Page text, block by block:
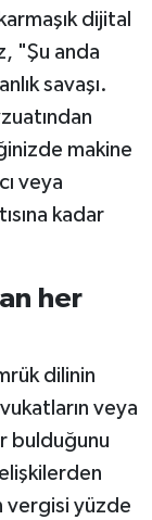
dijital
"Şu anda
savaşı.
makine
veya
kadar
her
dilinin
veya
bulduğunu
vergisi yüzde